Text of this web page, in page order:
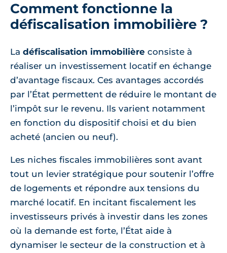
Comment fonctionne la
défiscalisation immobilière ?
La défiscalisation immobilière consiste à
réaliser un investissement locatif en échange
d’avantage fiscaux. Ces avantages accordés
par l’État permettent de réduire le montant de
l’impôt sur le revenu. Ils varient notamment
en fonction du dispositif choisi et du bien
acheté (ancien ou neuf).
Les niches fiscales immobilières sont avant
tout un levier stratégique pour soutenir l’offre
de logements et répondre aux tensions du
marché locatif. En incitant fiscalement les
investisseurs privés à investir dans les zones
où la demande est forte, l’État aide à
dynamiser le secteur de la construction et à